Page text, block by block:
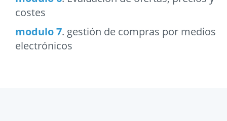
costes
modulo 7. gestión de compras por medios
electrónicos